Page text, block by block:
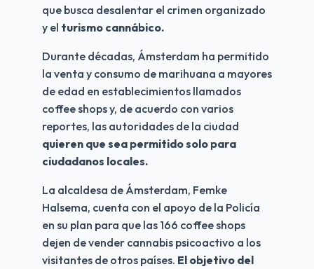
que busca desalentar el crimen organizado
y el turismo cannábico.
Durante décadas, Ámsterdam ha permitido
la venta y consumo de marihuana a mayores
de edad en establecimientos llamados
coffee shops y, de acuerdo con varios
reportes, las autoridades de la ciudad
quieren que sea permitido solo para
ciudadanos locales.
La alcaldesa de Ámsterdam, Femke
Halsema, cuenta con el apoyo de la Policía
en su plan para que las 166 coffee shops
dejen de vender cannabis psicoactivo a los
visitantes de otros países. El objetivo del